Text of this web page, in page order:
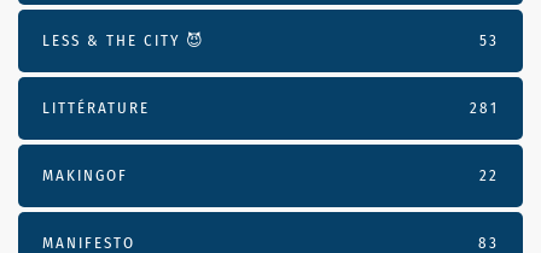
LESS & THE CITY 😈 53
LITTÉRATURE 281
MAKINGOF 22
MANIFESTO 83